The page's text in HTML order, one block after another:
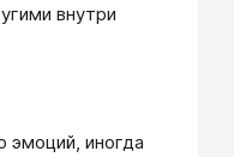
внутри
эмоций, иногда